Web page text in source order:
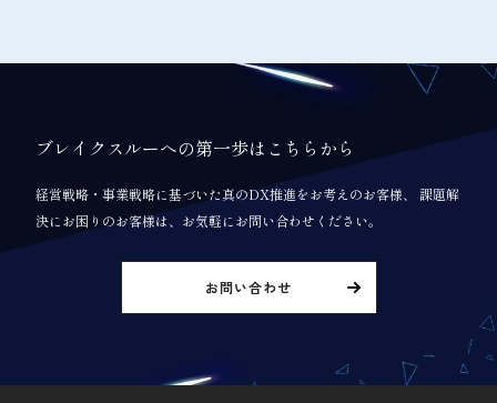
ブレイクスルーへの第一歩はこちらから
経営戦略・事業戦略に基づいた真のDX推進をお考えのお客様、 課題解
決にお困りのお客様は、お気軽にお問い合わせください。
お問い合わせ